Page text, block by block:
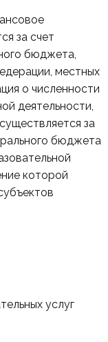
за счет
бюджета,
местных
о численности
деятельности,
за
бюджета
которой
услуг